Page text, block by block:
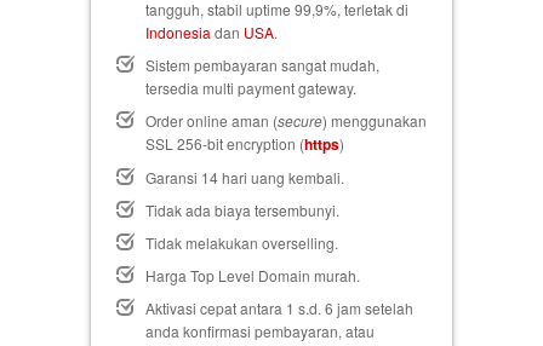
tangguh, stabil uptime 99,9%, terletak di
Indonesia dan USA.
Sistem pembayaran sangat mudah,
tersedia multi payment gateway.
Order online aman (secure) menggunakan
SSL 256-bit encryption (https)
Garansi 14 hari uang kembali.
Tidak ada biaya tersembunyi.
Tidak melakukan overselling.
Harga Top Level Domain murah.
Aktivasi cepat antara 1 s.d. 6 jam setelah
anda konfirmasi pembayaran, atau